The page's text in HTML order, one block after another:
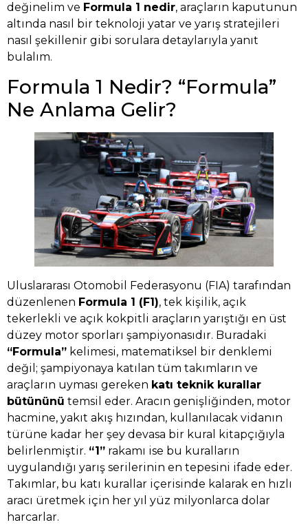
değinelim ve Formula 1 nedir, araçların kaputunun
altında nasıl bir teknoloji yatar ve yarış stratejileri
nasıl şekillenir gibi sorulara detaylarıyla yanıt
bulalım.
Formula 1 Nedir? “Formula”
Ne Anlama Gelir?
Uluslararası Otomobil Federasyonu (FIA) tarafından
düzenlenen Formula 1 (F1), tek kişilik, açık
tekerlekli ve açık kokpitli araçların yarıştığı en üst
düzey motor sporları şampiyonasıdır. Buradaki
“Formula” kelimesi, matematiksel bir denklemi
değil; şampiyonaya katılan tüm takımların ve
araçların uyması gereken katı teknik kurallar
bütününü temsil eder. Aracın genişliğinden, motor
hacmine, yakıt akış hızından, kullanılacak vidanın
türüne kadar her şey devasa bir kural kitapçığıyla
belirlenmiştir. “1” rakamı ise bu kuralların
uygulandığı yarış serilerinin en tepesini ifade eder.
Takımlar, bu katı kurallar içerisinde kalarak en hızlı
aracı üretmek için her yıl yüz milyonlarca dolar
harcarlar.